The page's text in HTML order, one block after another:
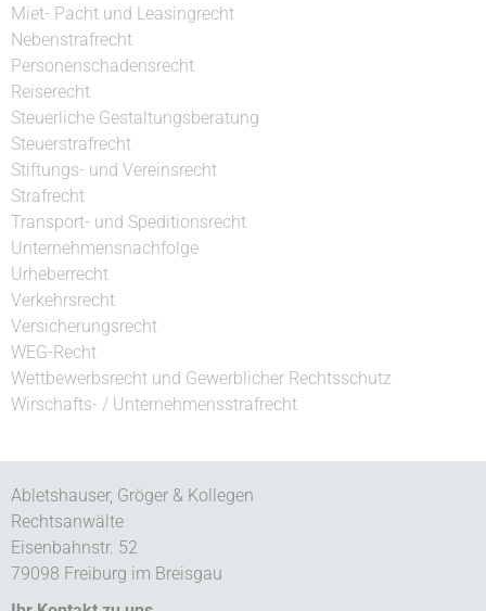
Miet- Pacht und Leasingrecht
Nebenstrafrecht
Personenschadensrecht
Reiserecht
Steuerliche Gestaltungsberatung
Steuerstrafrecht
Stiftungs- und Vereinsrecht
Strafrecht
Transport- und Speditionsrecht
Unternehmensnachfolge
Urheberrecht
Verkehrsrecht
Versicherungsrecht
WEG-Recht
Wettbewerbsrecht und Gewerblicher Rechtsschutz
Wirschafts- / Unternehmensstrafrecht
Abletshauser, Gröger & Kollegen
Rechtsanwälte
Eisenbahnstr. 52
79098 Freiburg im Breisgau